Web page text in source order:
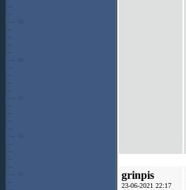
grinpis
23-06-2021 22:17